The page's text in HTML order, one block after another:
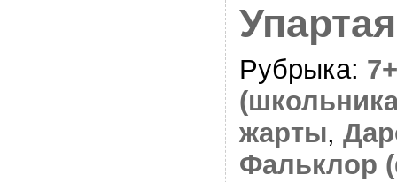
Рубрыка:
жарты,
Фальклор